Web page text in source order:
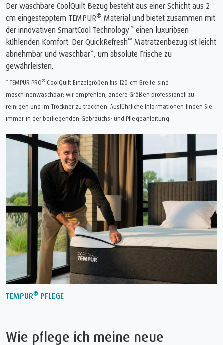
Der waschbare CoolQuilt Bezug besteht aus einer Schicht aus 2
cm eingestepptem TEMPUR® Material und bietet zusammen mit
der innovativen SmartCool Technology™ einen luxuriösen
kühlenden Komfort. Der QuickRefresh™ Matratzenbezug ist leicht
abnehmbar und waschbar*, um absolute Frische zu
gewährleisten.
* TEMPUR PRO® CoolQuilt Einzelgrößen bis 120 cm Breite sind
maschinenwaschbar; wir empfehlen, andere Größen professionell zu
reinigen und im Trockner zu trocknen. Ausführliche Informationen finden Sie
immer in der beiliegenden Gebrauchs- und Pflegeanleitung.
TEMPUR® PFLEGE
Wie pflege ich meine neue